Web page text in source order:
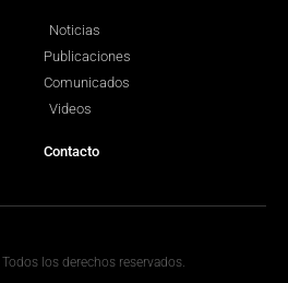
Noticias
Publicaciones
Comunicados
Videos
Contacto
los derechos reservados.